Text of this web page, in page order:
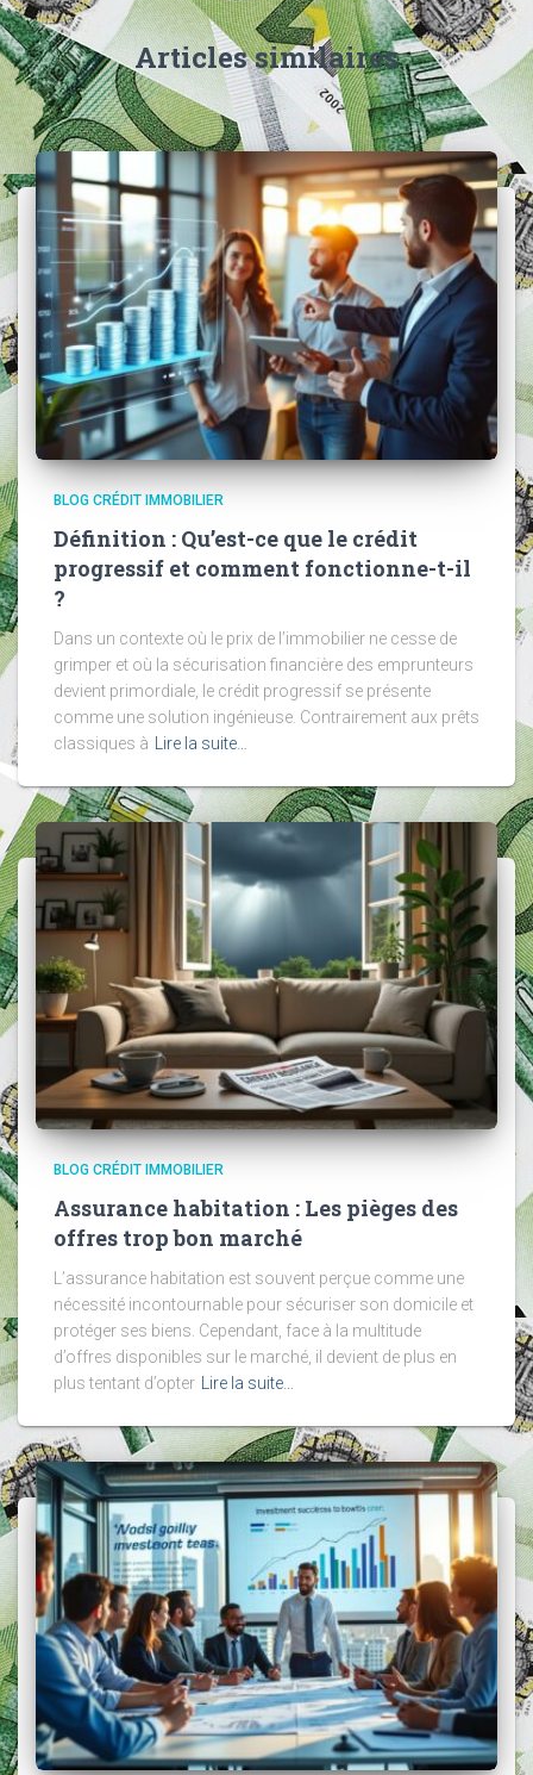
Articles similaires
BLOG CRÉDIT IMMOBILIER
Définition : Qu’est-ce que le crédit
progressif et comment fonctionne-t-il
?
Dans un contexte où le prix de l’immobilier ne cesse de
grimper et où la sécurisation financière des emprunteurs
devient primordiale, le crédit progressif se présente
comme une solution ingénieuse. Contrairement aux prêts
classiques à Lire la suite…
BLOG CRÉDIT IMMOBILIER
Assurance habitation : Les pièges des
offres trop bon marché
L’assurance habitation est souvent perçue comme une
nécessité incontournable pour sécuriser son domicile et
protéger ses biens. Cependant, face à la multitude
d’offres disponibles sur le marché, il devient de plus en
plus tentant d’opter Lire la suite…